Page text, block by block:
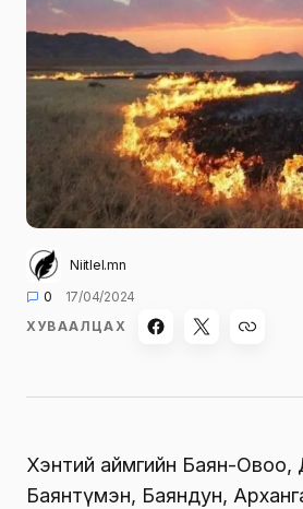
Niitlel.mn
0
17/04/2024
ХУВААЛЦАХ
Хэнтий аймгийн Баян-
Баянтүмэн, Баяндун,